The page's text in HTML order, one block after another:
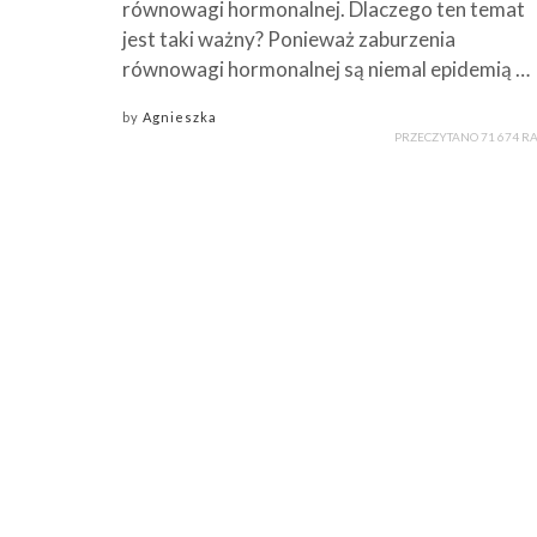
równowagi hormonalnej. Dlaczego ten temat
jest taki ważny? Ponieważ zaburzenia
równowagi hormonalnej są niemal epidemią …
by Agnieszka
PRZECZYTANO 71 674